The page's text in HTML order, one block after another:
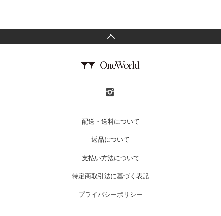
配送・送料について
返品について
支払い方法について
特定商取引法に基づく表記
プライバシーポリシー